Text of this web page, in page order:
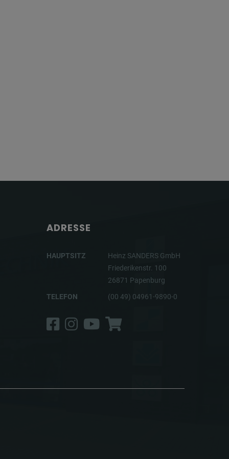
ADRESSE
HAUPTSITZ
Heinz SANDERS GmbH
Friederikenstr. 100
26871 Papenburg
TELEFON
(00 49) 04961-9890-0
Facebook
Instagram
YouTube
Shop